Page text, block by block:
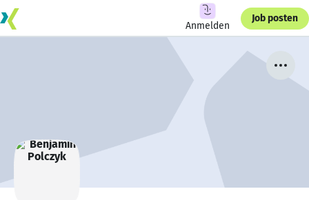
Anmelden
Job posten